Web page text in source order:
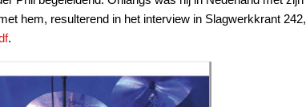
hem, resulterend in het interview in Slagwerkkrant 242,
.